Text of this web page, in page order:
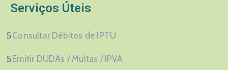
Serviços Úteis
Consultar Débitos de IPTU
Emitir DUDAs / Multas / IPVA